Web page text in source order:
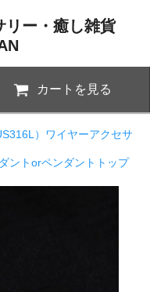
リー・癒し雑貨
カートを見る
）ワイヤーアクセサ
ントorペンダントトップ